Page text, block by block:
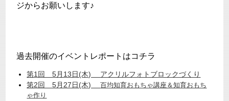
ジからお願いします♪
過去開催のイベントレポートはコチラ
第1回 5月13日(木) アクリルフォトブロックづくり
第2回 5月27日(木)百均知育おもちゃ講座＆知育おもち
ゃ作り